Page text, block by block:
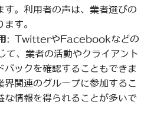
す。利用者の声は、業者選びの
す。
: TwitterやFacebookなどの
て、業者の活動やクライアント
バックを確認することもできま
界関連のグループに参加するこ
な情報を得られることが多いで